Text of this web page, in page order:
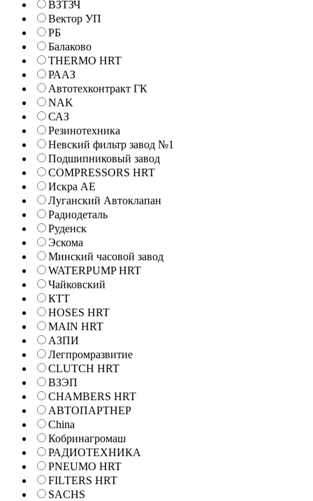
ВЗТЗЧ
Вектор УП
РБ
Балаково
THERMO HRT
РААЗ
Автотехконтракт ГК
NAK
САЗ
Резинотехника
Невский фильтр завод №1
Подшипниковый завод
COMPRESSORS HRT
Искра АЕ
Луганский Автоклапан
Радиодеталь
Руденск
Эскома
Минский часовой завод
WATERPUMP HRT
Чайковский
КТТ
HOSES HRT
MAIN HRT
АЗПИ
Легпромразвитие
CLUTCH HRT
ВЗЭП
CHAMBERS HRT
АВТОПАРТНЕР
China
Кобринагромаш
РАДИОТЕХНИКА
PNEUMO HRT
FILTERS HRT
SACHS